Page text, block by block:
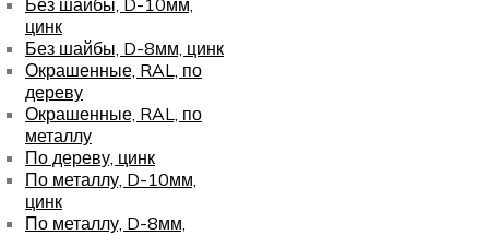
Без шайбы, D-10мм,
цинк
Без шайбы, D-8мм, цинк
Окрашенные, RAL, по
дереву
Окрашенные, RAL, по
металлу
По дереву, цинк
По металлу, D-10мм,
цинк
По металлу, D-8мм,